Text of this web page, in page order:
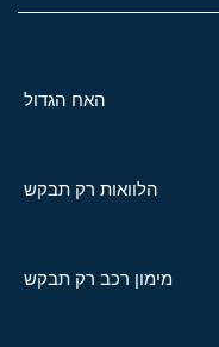
האח הגדול
הלוואות רק תבקש
מימון רכב רק תבקש